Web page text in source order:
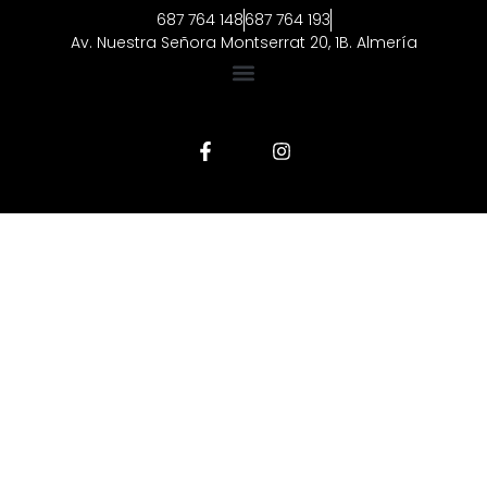
687 764 148687 764 193
Av. Nuestra Señora Montserrat 20, 1B. Almería